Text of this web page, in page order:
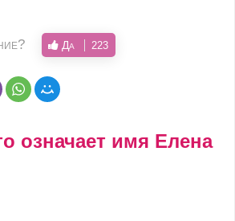
Да 223
означает имя Елена